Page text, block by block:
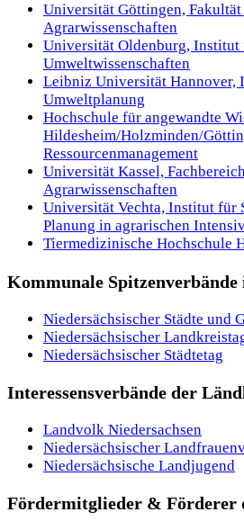
Universität Göttingen,
Agrarwissenschaften
Universität Oldenburg, Institut
Umweltwissenschaften
Leibniz Universität Hannover,
Umweltplanung
Hochschule für angewandte
Hildesheim/Holzminden/
Ressourcenmanagement
Universität Kassel,
Agrarwissenschaften
Universität Vechta, Institut für
Planung in agrarischen
Tiermedizinische Hochschule
Kommunale Spitzenverbände
Niedersächsischer Städte und
Niedersächsischer
Niedersächsischer Städtetag
Interessensverbände der
Landvolk Niedersachsen
Niedersächsischer
Niedersächsische Landjugend
Fördermitglieder & Förderer